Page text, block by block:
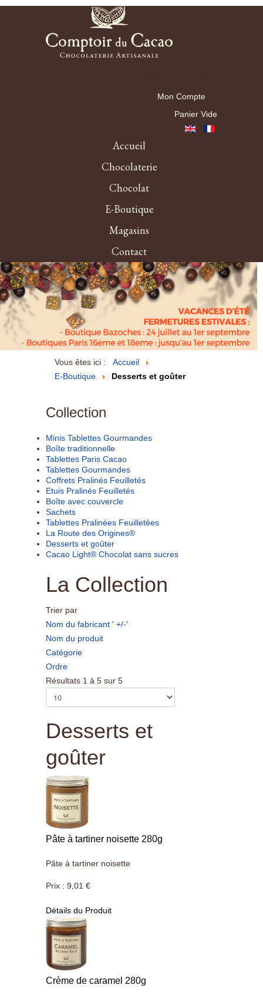
Mon Compte
Panier Vide
Accueil
Chocolaterie
Chocolat
E-Boutique
Magasins
Contact
Vous êtes ici :
Accueil
E-Boutique
Desserts et goûter
Collection
Minis Tablettes Gourmandes
Boîte traditionnelle
Tablettes Paris Cacao
Tablettes Gourmandes
Coffrets Pralinés Feuilletés
Etuis Pralinés Feuilletés
Boîte avec couvercle
Sachets
Tablettes Pralinées Feuilletées
La Route des Origines®
Desserts et goûter
Cacao Light® Chocolat sans sucres
La Collection
Trier par
Nom du fabricant ' +/-'
Nom du produit
Catégorie
Ordre
Résultats 1 à 5 sur 5
Desserts et
goûter
Pâte à tartiner noisette 280g
Pâte à tartiner noisette
Prix : 9,01 €
Détails du Produit
Crème de caramel 280g